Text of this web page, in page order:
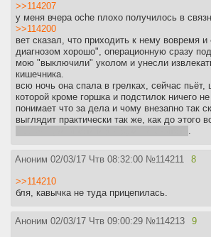
>>114207
у меня вчера oche плохо получилось в
>>114200
вет сказал, что приходить к нему вовремя
диагнозом хорошо", операционную сразу
мою "выключили" уколом и унесли
кишечника.
всю ночь она спала в грелках, сейчас пьёт,
которой кроме горшка и подстилок ничего
понимает что за дела и чому внезапно так
выглядит практически так же, как до этого
.
Аноним 02/03/17 Чтв 08:32:00 №114211 8
>>114210
бля, кавычка не туда прицепилась.
Аноним 02/03/17 Чтв 09:00:29 №114213 9